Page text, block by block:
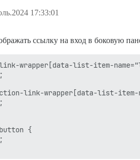
17:33:01
ссылку на вход в боковую
wrapper[data-list-item-
link-wrapper[data-list-item-
{